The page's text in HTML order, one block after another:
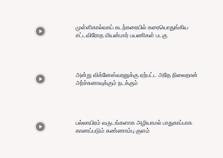
முள்ளிகால்வாய் கடற்கரையில் கரையொதுங்கிய
சட்டவிரோத மியன்மார் பயணிகள் படகு
அன்று விக்னேஸ்வரனுக்கு ஏற்பட்ட அதே நிலைதான்
அர்ச்சுனாவுக்கும் நடக்கும்
பல்லாயிரம் வருடங்களாக அழியாமல் பாதுகாப்பாக
காணப்படும் சுண்ணாம்பு குளம்